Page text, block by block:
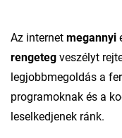
Az internet megannyi
rengeteg veszélyt
legjobbmegoldás a
programoknak és a
leselkedjenek ránk.